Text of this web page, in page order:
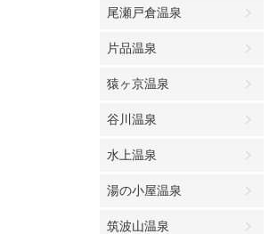
尾瀬戸倉温泉
片品温泉
猿ヶ京温泉
谷川温泉
水上温泉
湯の小屋温泉
筑波山温泉